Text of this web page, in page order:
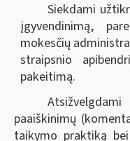
Siekdami
įgyvendinimą,
mokesčių
straipsnio
pakeitimą.
paaiškinimų
taikymo praktiką